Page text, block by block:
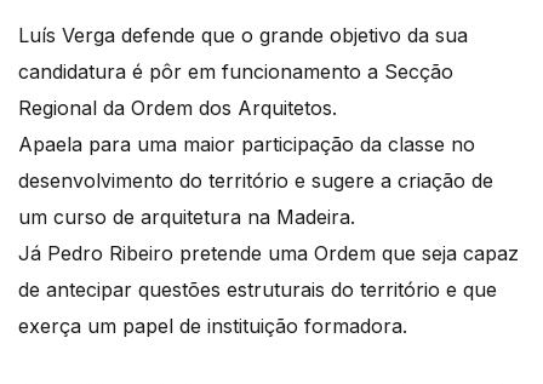
Luís Verga defende que o grande objetivo da sua
candidatura é pôr em funcionamento a Secção
Regional da Ordem dos Arquitetos.
Apaela para uma maior participação da classe no
desenvolvimento do território e sugere a criação de
um curso de arquitetura na Madeira.
Já Pedro Ribeiro pretende uma Ordem que seja capaz
de antecipar questões estruturais do território e que
exerça um papel de instituição formadora.